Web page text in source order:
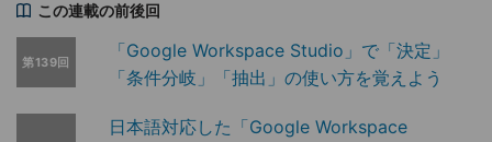
この連載の前後回
第139回
「Google Workspace Studio」で「決定」
「条件分岐」「抽出」の使い方を覚えよう
日本語対応した「Google Workspace